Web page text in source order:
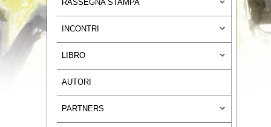
RASSEGNA STAMPA
INCONTRI
LIBRO
AUTORI
PARTNERS